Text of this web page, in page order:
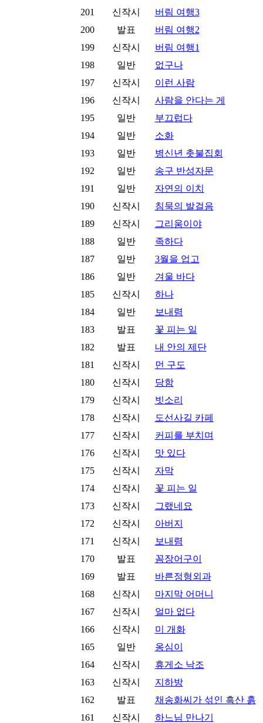
201
신작시
버림 여행3
200
발표
버림 여행2
199
신작시
버림 여행1
198
일반
없구나
197
신작시
이런 사람
196
신작시
사람을 안다는 게
195
일반
부끄럽다
194
일반
소화
193
일반
병신년 촛불집회
192
일반
송구 반성자문
191
일반
자연의 이치
190
신작시
침묵의 발걸음
189
신작시
그리움이야
188
일반
족하다
187
일반
3월을 업고
186
일반
겨울 바다
185
신작시
하나
184
일반
보내렴
183
발표
꽃 피는 일
182
발표
내 안의 제단
181
신작시
먼 구도
180
신작시
당함
179
신작시
빗소리
178
신작시
도선사길 카페
177
신작시
커피를 부치며
176
신작시
맛 있다
175
신작시
자막
174
신작시
꽃 피는 일
173
신작시
그랬네요
172
신작시
아버지
171
신작시
보내렴
170
발표
꼼장어구이
169
발표
바른정형외과
168
신작시
마지막 어머니
167
신작시
얼마 없다
166
신작시
미 개화
165
일반
옹심이
164
신작시
휴게소 낙조
163
신작시
지하방
162
발표
채송화씨가 섞인 흑산 흙
161
신작시
하느님 만나기